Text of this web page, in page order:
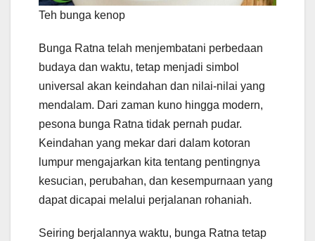
Teh bunga kenop
Bunga Ratna telah menjembatani perbedaan
budaya dan waktu, tetap menjadi simbol
universal akan keindahan dan nilai-nilai yang
mendalam. Dari zaman kuno hingga modern,
pesona bunga Ratna tidak pernah pudar.
Keindahan yang mekar dari dalam kotoran
lumpur mengajarkan kita tentang pentingnya
kesucian, perubahan, dan kesempurnaan yang
dapat dicapai melalui perjalanan rohaniah.
Seiring berjalannya waktu, bunga Ratna tetap